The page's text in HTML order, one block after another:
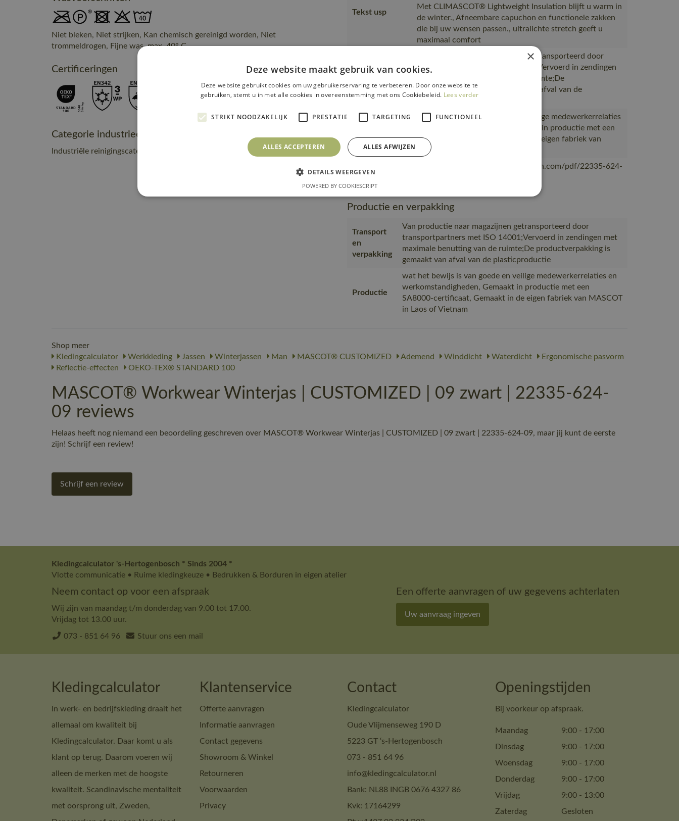
Niet bleken, Niet strijken, Kan chemisch gereinigd worden, Niet
trommeldrogen, Fijne was, max. 40° C
Certificeringen
Categorie industrieel onderhoud
Industriële reinigingscategorie C2
Tekst usp
Met CLIMASCOT® Lightweight Insulation blijft u warm in
de winter., Afneembare capuchon en functionele zakken
die bij uw wensen passen., ultralichte stretch geeft u
maximaal comfort
Transport en
verpakking
Van productie naar magazijnen getransporteerd door
transportpartners met ISO 14001;Vervoerd in zendingen
met maximale benutting van de ruimte;De
productverpakking is gemaakt van afval van de
wat het bewijs is van goede en veilige medewerkerrelaties
en werkomstandigheden, Gemaakt in productie met een
SA8000-certificaat, Gemaakt in de eigen fabriek van
MASCOT in Laos of Vietnam
https://mascotsitecore-1ccb8.kxcdn.com/pdf/22335-624-
Productie en verpakking
Transport
en
verpakking
Van productie naar magazijnen getransporteerd door
transportpartners met ISO 14001;Vervoerd in zendingen met
maximale benutting van de ruimte;De productverpakking is
gemaakt van afval van de plasticproductie
Productie
wat het bewijs is van goede en veilige medewerkerrelaties en
werkomstandigheden, Gemaakt in productie met een
SA8000-certificaat, Gemaakt in de eigen fabriek van MASCOT
in Laos of Vietnam
Shop meer
Kledingcalculator
Werkkleding Jassen Winterjassen Man MASCOT® CUSTOMIZED Ademend Winddicht Waterdicht
Ergonomische pasvorm
Reflectie-effecten
OEKO-TEX® STANDARD 100
MASCOT® Workwear Winterjas | CUSTOMIZED | 09 zwart | 22335-624-
09 reviews
Helaas heeft nog niemand een beoordeling geschreven over MASCOT® Workwear Winterjas | CUSTOMIZED | 09 zwart | 22335-624-09, maar jij kunt de eerste
zijn! Schrijf een review!
Schrijf een review
Kledingcalculator 's-Hertogenbosch * Sinds 2004 *
Vlotte communicatie • Ruime kledingkeuze • Bedrukken & Borduren in eigen atelier
Neem contact op voor een afspraak
Wij zijn van maandag t/m donderdag van 9.00 tot 17.00.
Vrijdag tot 13.00 uur.
073 - 851 64 96 Stuur ons een mail
Een offerte aanvragen of uw gegevens achterlaten
Uw aanvraag ingeven
Kledingcalculator
In werk- en bedrijfskleding draait het
allemaal om kwaliteit bij
Kledingcalculator. Daar komt u als
klant op terug. Daarom voeren wij
alleen de merken met de hoogste
kwaliteit. Scandinavische mentaliteit
met oorsprong uit, Zweden,
Klantenservice
Offerte aanvragen
Informatie aanvragen
Contact gegevens
Showroom & Winkel
Retourneren
Voorwaarden
Privacy
Contact
Kledingcalculator
Oude Vlijmenseweg 190 D
5223 GT ‘s-Hertogenbosch
073 - 851 64 96
info@kledingcalculator.nl
Bank: NL88 INGB 0676 4327 86
Kvk: 17164299
Openingstijden
Bij voorkeur op afspraak.
Maandag 9:00 - 17:00
Dinsdag
9:00 - 17:00
Woensdag
9:00 - 17:00
Donderdag
9:00 - 17:00
Vrijdag
9:00 - 13:00
Zaterdag
Gesloten
×
Deze website maakt gebruik van cookies.
Deze website gebruikt cookies om uw gebruikerservaring te verbeteren. Door onze website te
gebruiken, stemt u in met alle cookies in overeenstemming met ons Cookiebeleid. Lees verder
STRIKT NOODZAKELIJK PRESTATIE TARGETING FUNCTIONEEL
ALLES ACCEPTEREN ALLES AFWIJZEN
DETAILS WEERGEVEN
POWERED BY COOKIESCRIPT